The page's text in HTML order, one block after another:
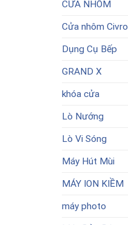
CỬA NHÔM
Cửa nhôm Civro
Dụng Cụ Bếp
GRAND X
khóa cửa
Lò Nướng
Lò Vi Sóng
Máy Hút Mùi
MÁY ION KIỀM
máy photo